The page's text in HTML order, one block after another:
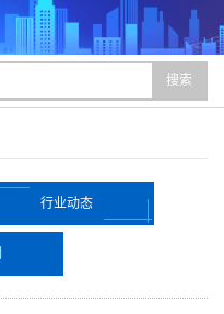
搜索
行业动态